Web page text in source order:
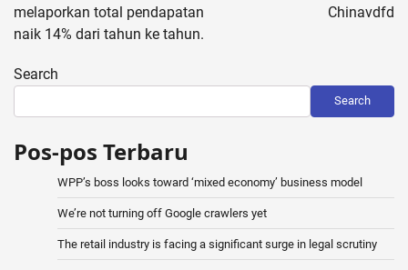
melaporkan total pendapatan
naik 14% dari tahun ke tahun.
Chinavdfd
Search
Search
Pos-pos Terbaru
WPP’s boss looks toward ‘mixed economy’ business model
We’re not turning off Google crawlers yet
The retail industry is facing a significant surge in legal scrutiny